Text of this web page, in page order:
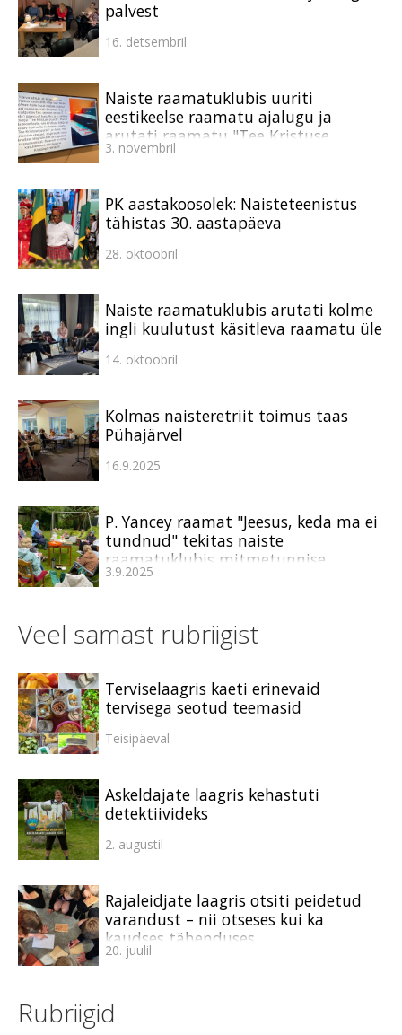
palvest
16. detsembril
Naiste raamatuklubis uuriti
eestikeelse raamatu ajalugu ja
arutati raamatu "Tee Kristuse
juurde" teemadel
3. novembril
PK aastakoosolek: Naisteteenistus
tähistas 30. aastapäeva
28. oktoobril
Naiste raamatuklubis arutati kolme
ingli kuulutust käsitleva raamatu üle
14. oktoobril
Kolmas naisteretriit toimus taas
Pühajärvel
16.9.2025
P. Yancey raamat "Jeesus, keda ma ei
tundnud" tekitas naiste
raamatuklubis mitmetunnise
arutelu
3.9.2025
Veel samast rubriigist
Terviselaagris kaeti erinevaid
tervisega seotud teemasid
Teisipäeval
Askeldajate laagris kehastuti
detektiivideks
2. augustil
Rajaleidjate laagris otsiti peidetud
varandust – nii otseses kui ka
kaudses tähenduses
20. juulil
Rubriigid